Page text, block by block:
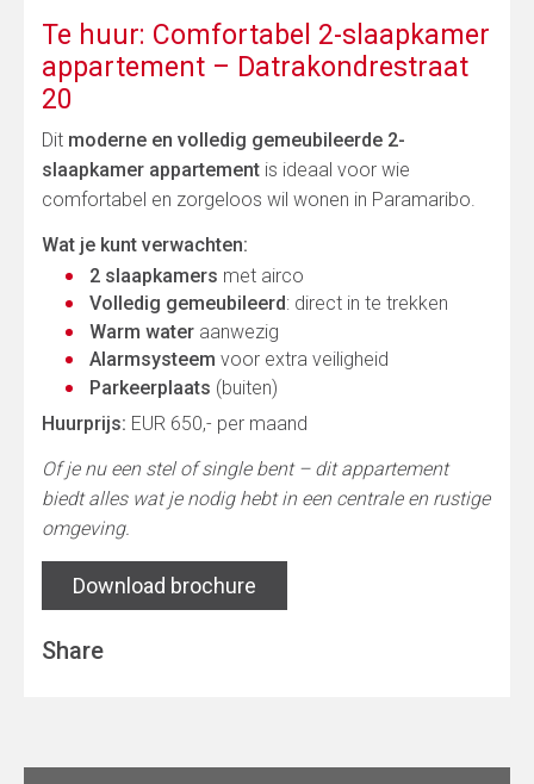
Te huur: Comfortabel 2-slaapkamer
appartement – Datrakondrestraat
20
Dit moderne en volledig gemeubileerde 2-
slaapkamer appartement is ideaal voor wie
comfortabel en zorgeloos wil wonen in Paramaribo.
Wat je kunt verwachten:
2 slaapkamers met airco
Volledig gemeubileerd: direct in te trekken
Warm water aanwezig
Alarmsysteem voor extra veiligheid
Parkeerplaats (buiten)
Huurprijs: EUR 650,- per maand
Of je nu een stel of single bent – dit appartement
biedt alles wat je nodig hebt in een centrale en rustige
omgeving.
Download brochure
Share